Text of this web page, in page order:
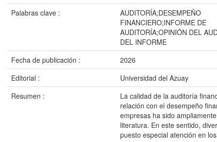
Palabras clave :
AUDITORÍA;DESEMPEÑO
FINANCIERO;INFORME DE
AUDITORÍA;OPINIÓN DEL
DEL INFORME
Fecha de publicación :
2026
Editorial :
Universidad del Azuay
Resumen :
La calidad de la auditoría
relación con el desempeño
empresas ha sido
literatura. En este sentido,
puesto especial atención en